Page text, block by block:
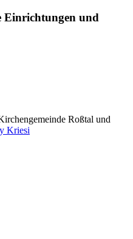
Einrichtungen und
Roßtal und
Kriesi